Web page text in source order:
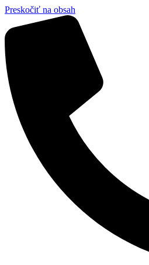
Preskočiť na obsah